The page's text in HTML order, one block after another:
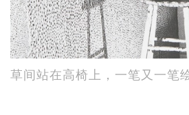
草间站在高椅上，一笔又一笔